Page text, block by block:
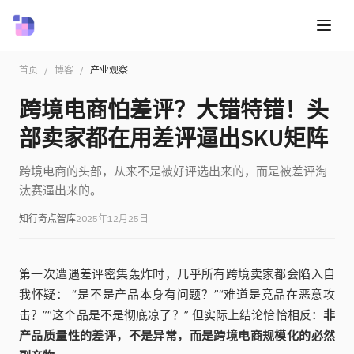
首页 / 博客 / 产业观察
跨境电商怕差评？大错特错！头
部卖家都在用差评逼出SKU矩阵
跨境电商的头部，从来不是被好评选出来的，而是被差评淘
汰赛逼出来的。
知行奇点智库2025年12月25日
第一次遭遇差评密集轰炸时，几乎所有跨境卖家都会陷入自
我怀疑： “是不是产品本身有问题？”“难道是竞品在恶意攻
击？”“这个品是不是彻底凉了？” 但实际上结论恰恰相反： 非
产品质量性的差评，不是异常，而是跨境电商规模化的必然